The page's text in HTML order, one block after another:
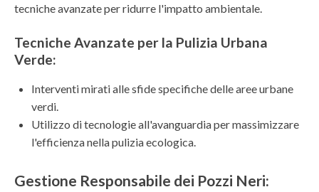
tecniche avanzate per ridurre l'impatto ambientale.
Tecniche Avanzate per la Pulizia Urbana
Verde:
Interventi mirati alle sfide specifiche delle aree urbane
verdi.
Utilizzo di tecnologie all'avanguardia per massimizzare
l'efficienza nella pulizia ecologica.
Gestione Responsabile dei Pozzi Neri: